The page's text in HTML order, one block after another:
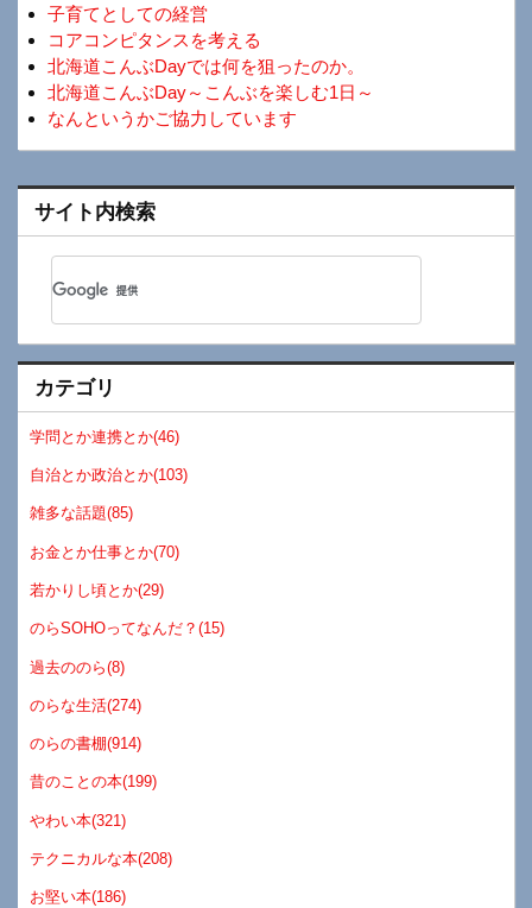
子育てとしての経営
コアコンピタンスを考える
北海道こんぶDayでは何を狙ったのか。
北海道こんぶDay～こんぶを楽しむ1日～
なんというかご協力しています
サイト内検索
カテゴリ
学問とか連携とか(46)
自治とか政治とか(103)
雑多な話題(85)
お金とか仕事とか(70)
若かりし頃とか(29)
のらSOHOってなんだ？(15)
過去ののら(8)
のらな生活(274)
のらの書棚(914)
昔のことの本(199)
やわい本(321)
テクニカルな本(208)
お堅い本(186)